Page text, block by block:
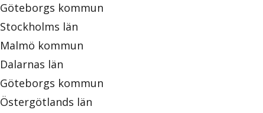
Göteborgs kommun
Stockholms län
Malmö kommun
Dalarnas län
Göteborgs kommun
Östergötlands län